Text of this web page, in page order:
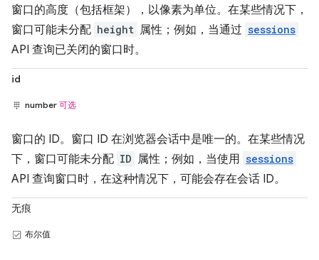
窗口的高度（包括框架），以像素为单位。在某些情况下，
窗口可能未分配 height 属性；例如，当通过 sessions
API 查询已关闭的窗口时。
id
number 可选
窗口的 ID。窗口 ID 在浏览器会话中是唯一的。在某些情况
下，窗口可能未分配 ID 属性；例如，当使用 sessions
API 查询窗口时，在这种情况下，可能会存在会话 ID。
无痕
布尔值